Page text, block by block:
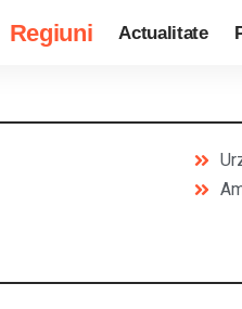
Regiuni Actualitate